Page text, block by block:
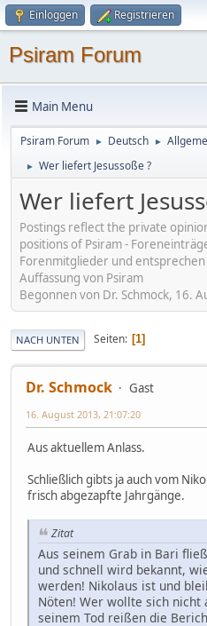
Einloggen Registrieren
Psiram Forum
Main Menu
Psiram Forum ► Deutsch ►
► Wer liefert Jesussoße ?
Wer liefert
Postings reflect the private
positions of Psiram -
Forenmitglieder und
Auffassung von Psiram
Begonnen von Dr. Schmock, 16.
NACH UNTEN Seiten 1
Dr. Schmock Gast
16. August 2013, 21:07:20
Aus aktuellem Anlass.
Schließlich gibts ja auch vom
frisch abgezapfte Jahrgänge.
Zitat
Aus seinem Grab in Bari
und schnell wird bekannt,
werden! Nikolaus ist und
Nöten! Wer wollte sich nicht
seinem Tod reißen die